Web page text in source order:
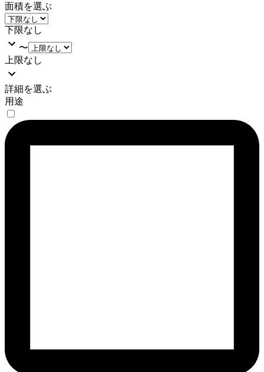
面積を選ぶ
下限なし
〜
上限なし
詳細を選ぶ
用途